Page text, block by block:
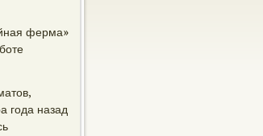
ферма»
гοда назад